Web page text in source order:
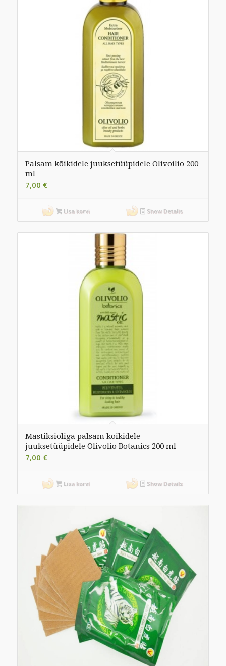
Palsam kõikidele juuksetüüpidele Olivoilio 200
ml
7,00 €
Lisa korvi Show Details
Mastiksiõliga palsam kõikidele
juuksetüüpidele Olivolio Botanics 200 ml
7,00 €
Lisa korvi Show Details